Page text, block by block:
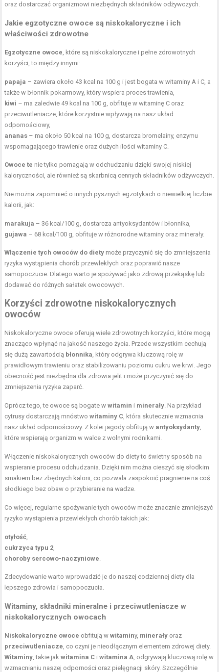
oraz dostarczać organizmowi niezbędnych składników odżywczych.
Jakie egzotyczne owoce są niskokaloryczne i ich
właściwości zdrowotne
Egzotyczne owoce, które są niskokaloryczne i pełne zdrowotnych
korzyści, to między innymi:
papaja – zawiera około 43 kcal na 100 g i jest bogata w witaminy A i C, a
także w błonnik pokarmowy, który wspiera proces trawienia,
kiwi – ma zaledwie 49 kcal na 100 g, obfituje w witaminę C oraz
przeciwutleniacze, które korzystnie wpływają na nasz układ
odpornościowy,
ananas – ma około 50 kcal na 100 g, dostarcza bromelainy, enzymu
wspomagającego trawienie oraz dużych ilości witaminy C.
Owoce te nie tylko pomagają w odchudzaniu dzięki swojej niskiej
kaloryczności, ale również są skarbnicą cennych składników odżywczych.
Nie można zapomnieć o innych pysznych egzotykach o niewielkiej liczbie
kalorii, jak:
marakuja – 36 kcal/100 g, dostarcza antyoksydantów i błonnika,
gujawa – 68 kcal/100 g, obfituje w różnorodne witaminy oraz minerały.
Włączenie tych owoców do diety może przyczynić się do zmniejszenia
ryzyka wystąpienia chorób przewlekłych oraz poprawić nasze
samopoczucie. Dlatego warto je spożywać jako zdrową przekąskę lub
dodawać do różnych sałatek owocowych.
Korzyści zdrowotne niskokalorycznych
owoców
Niskokaloryczne owoce oferują wiele zdrowotnych korzyści, które mogą
znacząco wpłynąć na jakość naszego życia. Przede wszystkim cechują
się dużą zawartością błonnika, który odgrywa kluczową rolę w
prawidłowym trawieniu oraz stabilizowaniu poziomu cukru we krwi. Jego
obecność jest niezbędna dla zdrowia jelit i może przyczynić się do
zmniejszenia ryzyka zaparć.
Oprócz tego, te owoce są bogate wwitamin i minerały. Na przykład
cytrusy dostarczają mnóstwowitaminy C, która skutecznie wzmacnia
nasz układ odpornościowy. Z kolei jagody obfitują w antyoksydanty,
które wspierają organizm w walce z wolnymi rodnikami.
Włączenie niskokalorycznych owoców do diety to świetny sposób na
wspieranie procesu odchudzania. Dzięki nim można cieszyć się słodkim
smakiem bez zbędnych kalorii, co pozwala zaspokoić pragnienie na coś
słodkiego bez obaw o przybieranie na wadze.
Co więcej, regularne spożywanie tych owoców może znacznie zmniejszyć
ryzyko wystąpienia przewlekłych chorób takich jak:
otyłość,
cukrzyca typu 2,
choroby sercowo-naczyniowe.
Zdecydowanie warto wprowadzić je do naszej codziennej diety dla
lepszego zdrowia i samopoczucia.
Witaminy, składniki mineralne i przeciwutleniacze w
niskokalorycznych owocach
Niskokaloryczne owoce obfitują wwitaminy, minerały oraz
przeciwutleniacze, co czyni je nieodłącznym elementem zdrowej diety.
Witaminy, takie jakwitamina C iwitamina A, odgrywają kluczową rolę w
wzmacnianiu naszej odporności oraz pielęgnacji skóry. Szczególnie